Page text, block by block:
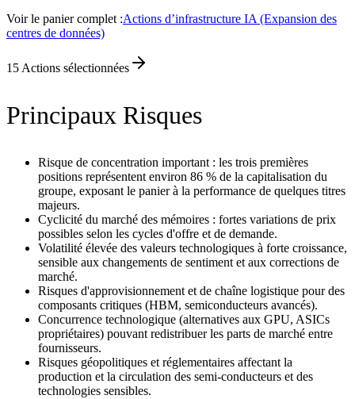
Voir le panier complet :Actions d’infrastructure IA (Expansion des
centres de données)
15 Actions sélectionnées
Principaux Risques
Risque de concentration important : les trois premières
positions représentent environ 86 % de la capitalisation du
groupe, exposant le panier à la performance de quelques titres
majeurs.
Cyclicité du marché des mémoires : fortes variations de prix
possibles selon les cycles d'offre et de demande.
Volatilité élevée des valeurs technologiques à forte croissance,
sensible aux changements de sentiment et aux corrections de
marché.
Risques d'approvisionnement et de chaîne logistique pour des
composants critiques (HBM, semiconducteurs avancés).
Concurrence technologique (alternatives aux GPU, ASICs
propriétaires) pouvant redistribuer les parts de marché entre
fournisseurs.
Risques géopolitiques et réglementaires affectant la
production et la circulation des semi‑conducteurs et des
technologies sensibles.